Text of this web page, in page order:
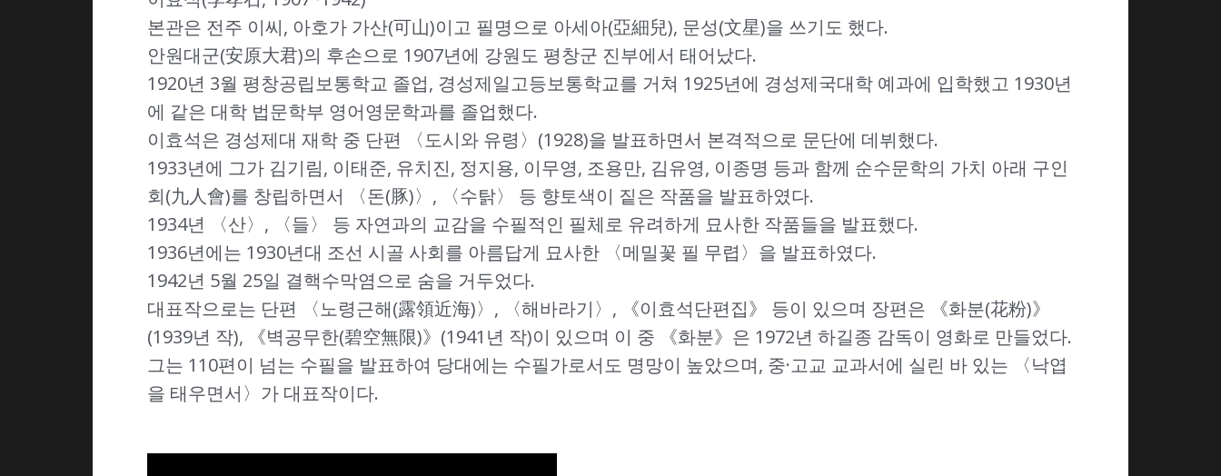
본관은 전주 이씨, 아호가 가산(可山)이고 필명으로 아세아(亞細兒), 문성(文星)을 쓰기도 했다.
안원대군(安原大君)의 후손으로 1907년에 강원도 평창군 진부에서 태어났다.
1920년 3월 평창공립보통학교 졸업, 경성제일고등보통학교를 거쳐 1925년에 경성제국대학 예과에 입학했고 1930년
에 같은 대학 법문학부 영어영문학과를 졸업했다.
이효석은 경성제대 재학 중 단편 〈도시와 유령〉(1928)을 발표하면서 본격적으로 문단에 데뷔했다.
1933년에 그가 김기림, 이태준, 유치진, 정지용, 이무영, 조용만, 김유영, 이종명 등과 함께 순수문학의 가치 아래 구인
회(九人會)를 창립하면서 〈돈(豚)〉, 〈수탉〉 등 향토색이 짙은 작품을 발표하였다.
1934년 〈산〉, 〈들〉 등 자연과의 교감을 수필적인 필체로 유려하게 묘사한 작품들을 발표했다.
1936년에는 1930년대 조선 시골 사회를 아름답게 묘사한 〈메밀꽃 필 무렵〉을 발표하였다.
1942년 5월 25일 결핵수막염으로 숨을 거두었다.
대표작으로는 단편 〈노령근해(露領近海)〉, 〈해바라기〉, 《이효석단편집》 등이 있으며 장편은 《화분(花粉)》
(1939년 작), 《벽공무한(碧空無限)》(1941년 작)이 있으며 이 중 《화분》은 1972년 하길종 감독이 영화로 만들었다.
그는 110편이 넘는 수필을 발표하여 당대에는 수필가로서도 명망이 높았으며, 중·고교 교과서에 실린 바 있는 〈낙엽
을 태우면서〉가 대표작이다.